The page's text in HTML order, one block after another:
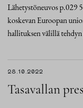
Lähetystöneuvos p.029
koskevan Euroopan
hallituksen välillä
28.10.2022
Tasavallan